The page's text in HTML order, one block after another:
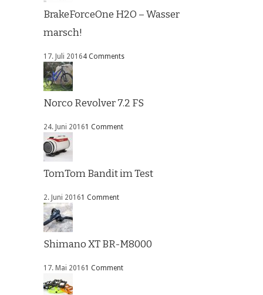
BrakeForceOne H2O – Wasser
marsch!
17. Juli 20164 Comments
Norco Revolver 7.2 FS
24. Juni 20161 Comment
TomTom Bandit im Test
2. Juni 20161 Comment
Shimano XT BR-M8000
17. Mai 20161 Comment